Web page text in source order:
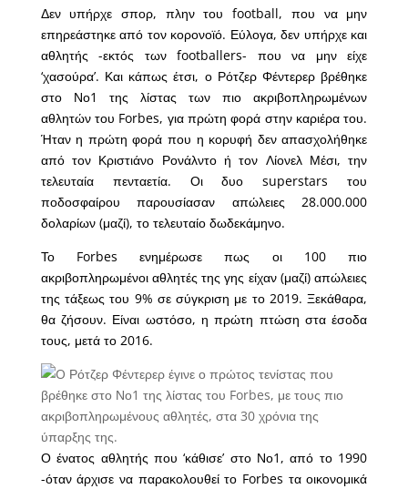
Δεν υπήρχε σπορ, πλην του football, που να μην
επηρεάστηκε από τον κορονοϊό. Εύλογα, δεν υπήρχε και
αθλητής -εκτός των footballers- που να μην είχε
‘χασούρα’. Και κάπως έτσι, ο Ρότζερ Φέντερερ βρέθηκε
στο Νο1 της λίστας των πιο ακριβοπληρωμένων
αθλητών του Forbes, για πρώτη φορά στην καριέρα του.
Ήταν η πρώτη φορά που η κορυφή δεν απασχολήθηκε
από τον Κριστιάνο Ρονάλντο ή τον Λίονελ Μέσι, την
τελευταία πενταετία. Οι δυο superstars του
ποδοσφαίρου παρουσίασαν απώλειες 28.000.000
δολαρίων (μαζί), το τελευταίο δωδεκάμηνο.
Το Forbes ενημέρωσε πως οι 100 πιο
ακριβοπληρωμένοι αθλητές της γης είχαν (μαζί) απώλειες
της τάξεως του 9% σε σύγκριση με το 2019. Ξεκάθαρα,
θα ζήσουν. Είναι ωστόσο, η πρώτη πτώση στα έσοδα
τους, μετά το 2016.
Ο ένατος αθλητής που ‘κάθισε’ στο Νο1, από το 1990
-όταν άρχισε να παρακολουθεί το Forbes τα οικονομικά